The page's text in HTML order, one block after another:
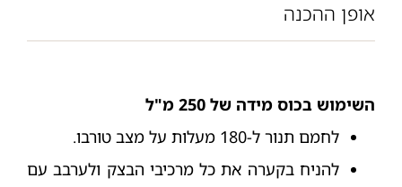
אופן ההכנה
השימוש בכוס מידה של 250 מ"ל
לחמם תנור ל-180 מעלות על מצב טורבו.
להניח בקערה את כל מרכיבי הבצק ולערבב עם